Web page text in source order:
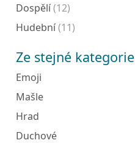
Dospělí(12)
Hudební(11)
Ze stejné kategorie
Emoji
Mašle
Hrad
Duchové